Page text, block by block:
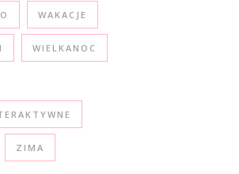
WAKACJE
WIELKANOC
ZIMA